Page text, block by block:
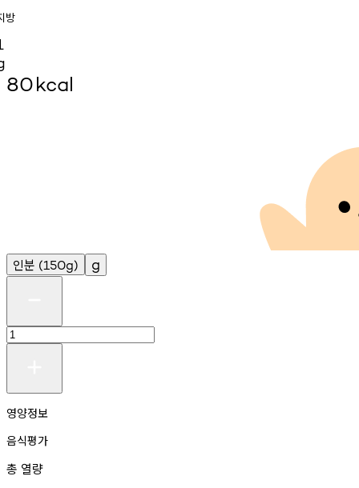
방
80kcal
인분 (150g) g
영양정보
음식평가
총 열량